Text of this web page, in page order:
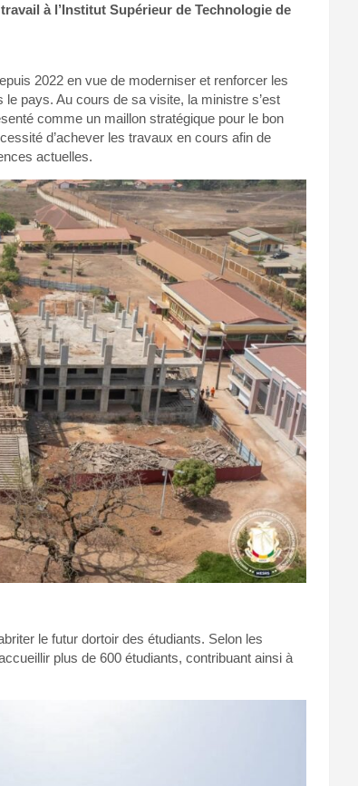
à l’Institut Supérieur de Technologie de
2022 en vue de moderniser et renforcer les
pays. Au cours de sa visite, la ministre s’est
comme un maillon stratégique pour le bon
d’achever les travaux en cours afin de
actuelles.
le futur dortoir des étudiants. Selon les
plus de 600 étudiants, contribuant ainsi à